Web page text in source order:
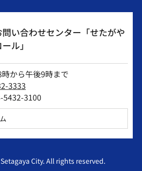
問い合わせセンター「せたがや
ル」
から午後9時まで
3333
5432-3100
City. All rights reserved.